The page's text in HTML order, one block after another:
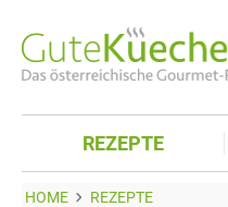
REZEPTE
HOME REZEPTE